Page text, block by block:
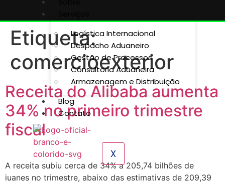
Logística Internacional
Despacho Aduaneiro
Gestão de Processos
Consultoria Aduaneira
Armazenagem e Distribuição
Blog
Contato
X
Etiqueta:
comercioexterior
Receita do Alibaba aumenta
34% no primeiro trimestre
fiscal
A receita subiu cerca de 34% a 205,74 bilhões de
iuanes no trimestre, abaixo das estimativas de 209,39